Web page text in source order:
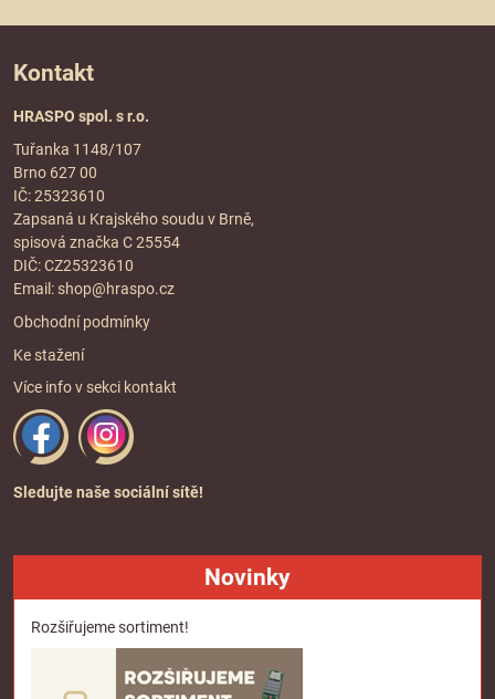
Kontakt
HRASPO spol. s r.o.
Tuřanka 1148/107
Brno 627 00
IČ: 25323610
Zapsaná u Krajského soudu v Brně,
spisová značka C 25554
DIČ: CZ25323610
Email: shop@hraspo.cz
Obchodní podmínky
Ke stažení
Více info v sekci kontakt
Sledujte naše sociální sítě!
Novinky
Rozšiřujeme sortiment!